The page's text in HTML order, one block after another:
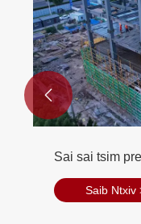
Sai sai tsim
Saib Ntxiv
